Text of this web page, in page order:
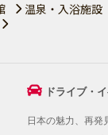
温泉・入浴施設
ドライブ・
日本の魅力、再発